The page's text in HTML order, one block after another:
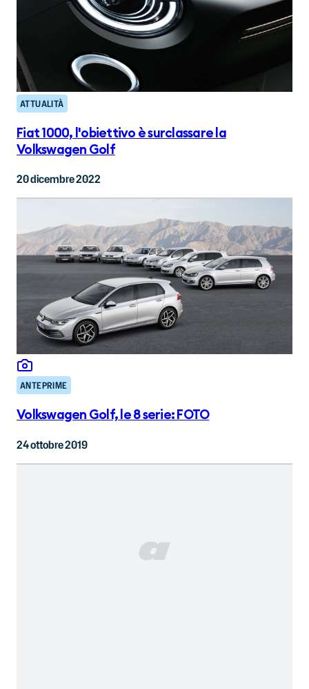
ATTUALITÀ
Fiat 1000, l'obiettivo è surclassare la
Volkswagen Golf
20 dicembre 2022
ANTEPRIME
Volkswagen Golf, le 8 serie: FOTO
24 ottobre 2019